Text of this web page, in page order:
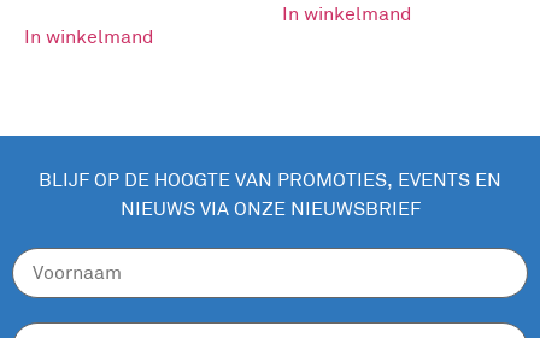
In winkelmand
In winkelmand
BLIJF OP DE HOOGTE VAN PROMOTIES, EVENTS EN
NIEUWS VIA ONZE NIEUWSBRIEF